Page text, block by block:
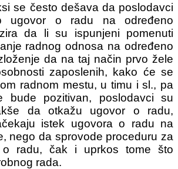
se često dešava da poslodavci
ugovor o radu na određeno
da li su ispunjeni pomenuti
radnog odnosa na određeno
da na taj način prvo žele
zaposlenih, kako će se
radnom mestu, u timu i sl., pa
bude pozitivan, poslodavci su
da otkažu ugovor o radu,
istek ugovora o radu na
nego da sprovode proceduru za
o radu, čak i uprkos tome što
rada.